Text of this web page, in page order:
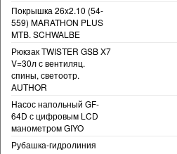
Покрышка 26x2.10 (54-
559) MARATHON PLUS
MTB. SCHWALBE
Рюкзак TWISTER GSB X7
V=30л с вентиляц.
спины, светоотр.
AUTHOR
Насос напольный GF-
64D с цифровым LCD
манометром GIYO
Рубашка-гидролиния